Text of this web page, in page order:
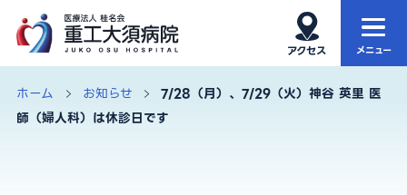
ホーム
当院について
ホーム お知らせ
7/28（月）、7/29（火）神谷 英里 医
師（婦人科）は休診日です